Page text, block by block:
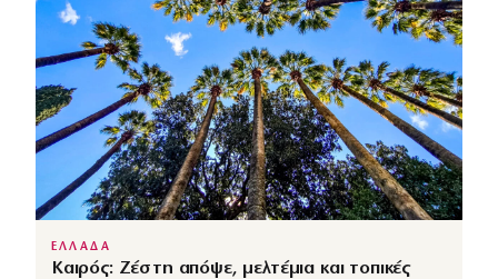
ΕΛΛΑΔΑ
Καιρός: Ζέστη απόψε, μελτέμια και τοπικές